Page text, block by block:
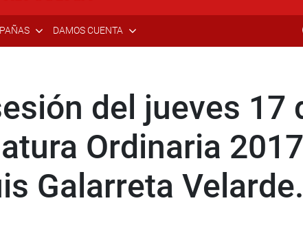
DAMOS CUENTA
del jueves 17
Ordinaria
Galarreta Velarde.